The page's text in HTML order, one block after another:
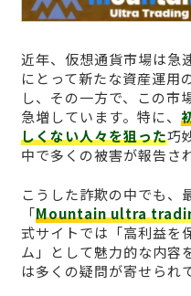
近年、仮想通貨市場は急
にとって新たな資産運用
し、その一方で、この市
急増しています。特に、
しくない人々を狙った巧
中で多くの被害が報告さ
こうした詐欺の中でも、
「Mountain ultra
式サイトでは「高利益を
ム」として魅力的な内容
は多くの疑問が寄せられ